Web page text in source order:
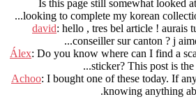
Is this page still somewhat looked at
looking to complete my korean
.
david: hello , tres bel article ! aurais
conseiller sur canton ? j
.
Álex: Do you know where can I find a
sticker? This post is the
Achoo: I bought one of these today. If
knowing anything